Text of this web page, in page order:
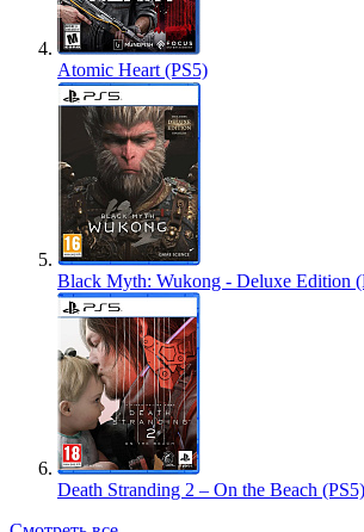
Atomic Heart (PS5)
Black Myth: Wukong - Deluxe Edition
Death Stranding 2 – On the Beach (PS5)